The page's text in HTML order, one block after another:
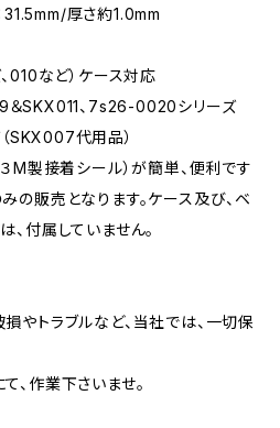
厚さ約1.0mm
010など）ケース対応
SKX011、7s26-0020シリーズ
SKX007代用品）
M製接着シール）が簡単、便利です
の販売となります。ケース及び、ベ
、付属していません。
やトラブルなど、当社では、一切保
、作業下さいませ。